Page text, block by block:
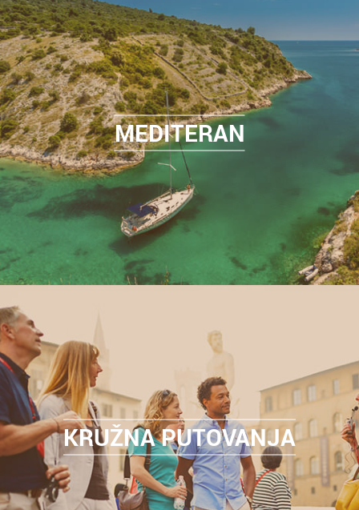
MEDITERAN
KRUŽNA PUTOVANJA